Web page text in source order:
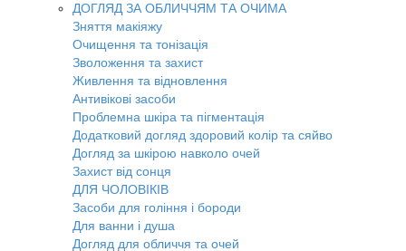
ДОГЛЯД ЗА ОБЛИЧЧЯМ ТА ОЧИМА
Зняття макіяжу
Очищення та тонізація
Зволоження та захист
Живлення та відновлення
Антивікові засоби
Проблемна шкіра та пігментація
Додатковий догляд здоровий колір та сяйво
Догляд за шкірою навколо очей
Захист від сонця
ДЛЯ ЧОЛОВІКІВ
Засоби для гоління і бороди
Для ванни і душа
Догляд для обличчя та очей